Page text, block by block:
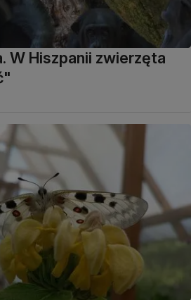
W Hiszpanii zwierzęta